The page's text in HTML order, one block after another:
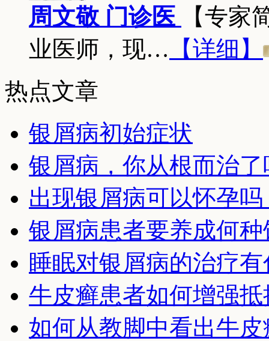
周文敬 门诊医
【专家
业医师，现… 【详细】
热点文章
银屑病初始症状
银屑病，你从根而治了
出现银屑病可以怀孕吗
银屑病患者要养成何
睡眠对银屑病的治疗
牛皮癣患者如何增强抵
如何从教脚中看出牛皮